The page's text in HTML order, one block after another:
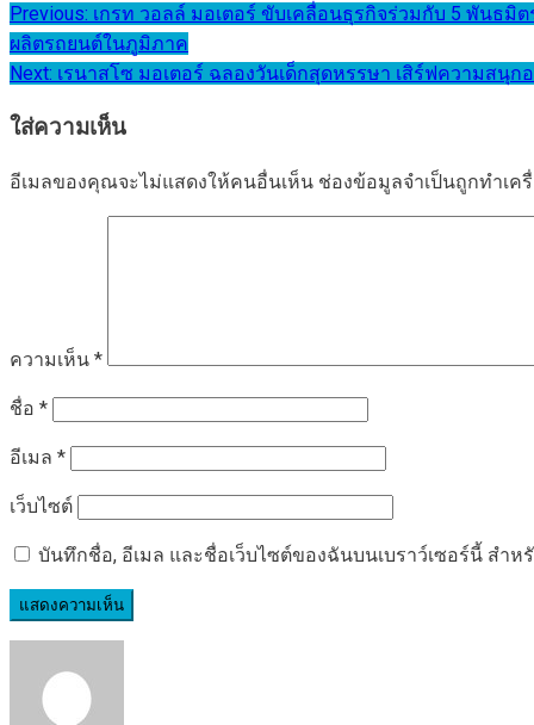
แนะแนว
เรื่อง
Previous: เกรท วอลล์ มอเตอร์ ขับเคลื่อนธุรกิจร่วมกับ 5 พันธมิ
ผลิตรถยนต์ในภูมิภาค
Next: เรนาสโซ มอเตอร์ ฉลองวันเด็กสุดหรรษา เสิร์ฟความสนุกอ
ใส่ความเห็น
อีเมลของคุณจะไม่แสดงให้คนอื่นเห็น ช่องข้อมูลจำเป็นถูกทำเค
ความเห็น *
ชื่อ *
อีเมล *
เว็บไซต์
บันทึกชื่อ, อีเมล และชื่อเว็บไซต์ของฉันบนเบราว์เซอร์นี้ สำห